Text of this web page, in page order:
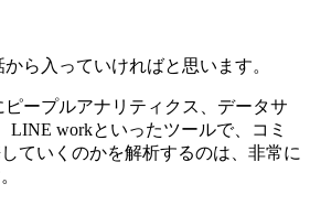
ら入っていければと思います。
ープルアナリティクス、データサ
LINE workといったツールで、コミ
ていくのかを解析するのは、非常に